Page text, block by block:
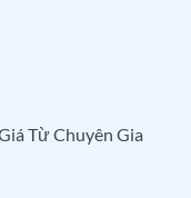
Từ Chuyên Gia